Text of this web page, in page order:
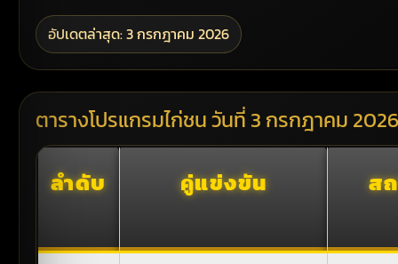
อัปเดตล่าสุด: 3 กรกฎาคม 2026
ตารางโปรแกรมไก่ชน วันที่ 3 กรกฎาคม 2026
ลำดับ คู่แข่งขัน ส